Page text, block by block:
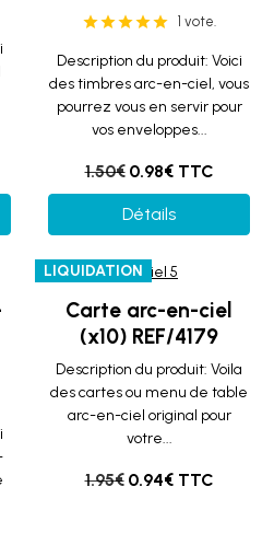
1 vote.
Description du produit: Voici
des timbres arc-en-ciel, vous
pourrez vous en servir pour
vos enveloppes...
1.50€ 0.98€ TTC
Détails
LIQUIDATION
Carte arc-en-ciel
(x10) REF/4179
Description du produit: Voila
des cartes ou menu de table
arc-en-ciel original pour
votre...
1.95€ 0.94€ TTC